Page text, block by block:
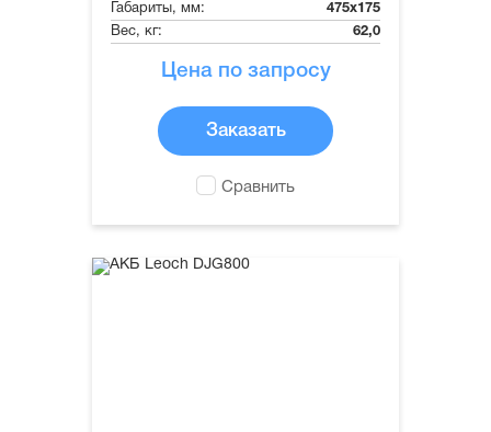
Габариты, мм:
475x175
Вес, кг:
62,0
Цена по запросу
Заказать
Сравнить